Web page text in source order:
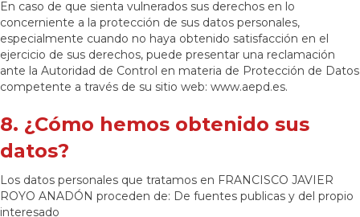
En caso de que sienta vulnerados sus derechos en lo
concerniente a la protección de sus datos personales,
especialmente cuando no haya obtenido satisfacción en el
ejercicio de sus derechos, puede presentar una reclamación
ante la Autoridad de Control en materia de Protección de Datos
competente a través de su sitio web: www.aepd.es.
8. ¿Cómo hemos obtenido sus
datos?
Los datos personales que tratamos en FRANCISCO JAVIER
ROYO ANADÓN proceden de: De fuentes publicas y del propio
interesado